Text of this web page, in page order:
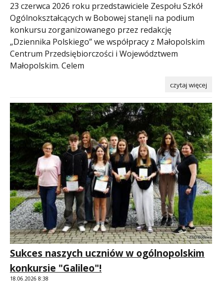
23 czerwca 2026 roku przedstawiciele Zespołu Szkół
Ogólnokształcących w Bobowej stanęli na podium
konkursu zorganizowanego przez redakcję
„Dziennika Polskiego” we współpracy z Małopolskim
Centrum Przedsiębiorczości i Województwem
Małopolskim. Celem
czytaj więcej
Sukces naszych uczniów w ogólnopolskim
konkursie "Galileo"!
18.06.2026 8:38